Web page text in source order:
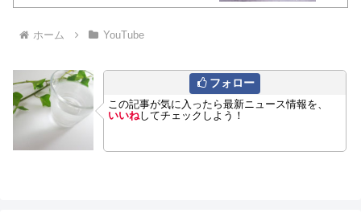
ホーム YouTube
フォロー
この記事が気に入ったら最新ニュース情報を、
いいねしてチェックしよう！